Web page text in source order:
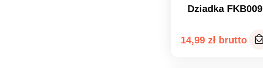
Dziadka FKB009
14,99 zł